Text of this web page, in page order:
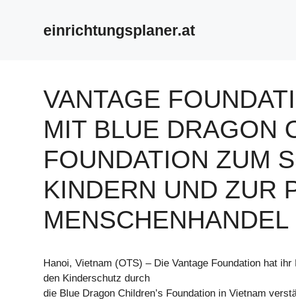
einrichtungsplaner.at
VANTAGE
MIT BLUE DRAGON
FOUNDATION ZUM
KINDERN UND ZUR
MENSCHENHANDEL
Hanoi, Vietnam (OTS) – Die Vantage Foundation hat ihr
den Kinderschutz durch
die Blue Dragon Children’s Foundation in Vietnam